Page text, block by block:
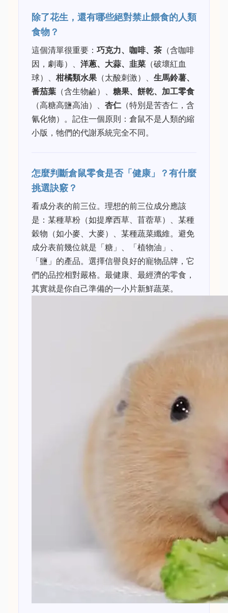
除了花生，還有哪些絕對禁止餵食的人類
食物？
這個清單很重要： 巧克力、咖啡、茶 （含咖啡
因，劇毒）、 洋蔥、大蒜、韭菜 （破壞紅血
球）、 柑橘類水果 （太酸刺激）、 生馬鈴薯、
番茄葉 （含生物鹼）、 糖果、餅乾、加工零食
（高糖高鹽高油）、 杏仁（特別是苦杏仁，含
氰化物）。記住一個原則：倉鼠不是人類的縮
小版，牠們的代謝系統完全不同。
怎麼判斷倉鼠零食是否「健康」？有什麼
挑選訣竅？
看成分表的前三位。理想的前三位成分應該
是：某種草粉（如提摩西草、苜蓿草）、某種
穀物（如小麥、大麥）、某種蔬菜纖維。避免
成分表前幾位就是「糖」、「植物油」、
「鹽」的產品。選擇信譽良好的寵物品牌，它
們的品控相對嚴格。最健康、最經濟的零食，
其實就是你自己準備的一小片新鮮蔬菜。